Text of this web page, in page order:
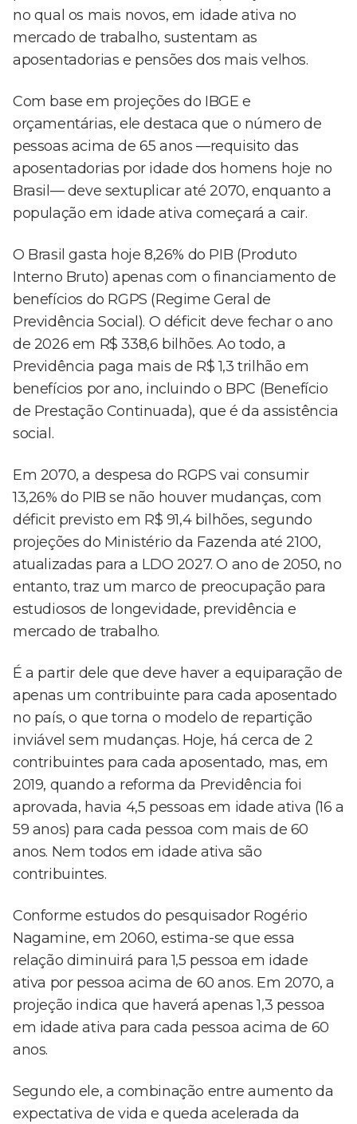
no qual os mais novos, em idade ativa no
mercado de trabalho, sustentam as
aposentadorias e pensões dos mais velhos.
Com base em projeções do IBGE e
orçamentárias, ele destaca que o número de
pessoas acima de 65 anos —requisito das
aposentadorias por idade dos homens hoje no
Brasil— deve sextuplicar até 2070, enquanto a
população em idade ativa começará a cair.
O Brasil gasta hoje 8,26% do PIB (Produto
Interno Bruto) apenas com o financiamento de
benefícios do RGPS (Regime Geral de
Previdência Social). O déficit deve fechar o ano
de 2026 em R$ 338,6 bilhões. Ao todo, a
Previdência paga mais de R$ 1,3 trilhão em
benefícios por ano, incluindo o BPC (Benefício
de Prestação Continuada), que é da assistência
social.
Em 2070, a despesa do RGPS vai consumir
13,26% do PIB se não houver mudanças, com
déficit previsto em R$ 91,4 bilhões, segundo
projeções do Ministério da Fazenda até 2100,
atualizadas para a LDO 2027. O ano de 2050, no
entanto, traz um marco de preocupação para
estudiosos de longevidade, previdência e
mercado de trabalho.
É a partir dele que deve haver a equiparação de
apenas um contribuinte para cada aposentado
no país, o que torna o modelo de repartição
inviável sem mudanças. Hoje, há cerca de 2
contribuintes para cada aposentado, mas, em
2019, quando a reforma da Previdência foi
aprovada, havia 4,5 pessoas em idade ativa (16 a
59 anos) para cada pessoa com mais de 60
anos. Nem todos em idade ativa são
contribuintes.
Conforme estudos do pesquisador Rogério
Nagamine, em 2060, estima-se que essa
relação diminuirá para 1,5 pessoa em idade
ativa por pessoa acima de 60 anos. Em 2070, a
projeção indica que haverá apenas 1,3 pessoa
em idade ativa para cada pessoa acima de 60
anos.
Segundo ele, a combinação entre aumento da
expectativa de vida e queda acelerada da